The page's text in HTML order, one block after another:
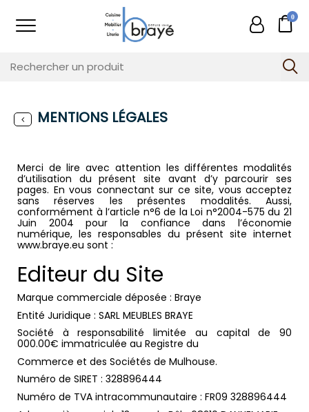
0
MENTIONS LÉGALES
Merci de lire avec attention les différentes modalités
d’utilisation du présent site avant d’y parcourir ses
pages. En vous connectant sur ce site, vous acceptez
sans réserves les présentes modalités. Aussi,
conformément à l’article n°6 de la Loi n°2004-575 du 21
Juin 2004 pour la confiance dans l’économie
numérique, les responsables du présent site internet
www.braye.eu sont :
Editeur du Site
Marque commerciale déposée : Braye
Entité Juridique : SARL MEUBLES BRAYE
Société à responsabilité limitée au capital de 90
000.00€ immatriculée au Registre du
Commerce et des Sociétés de Mulhouse.
Numéro de SIRET : 328896444
Numéro de TVA intracommunautaire : FR09 328896444